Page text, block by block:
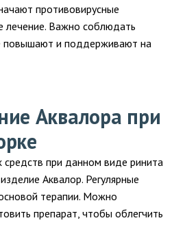
противовирусные
лечение. Важно соблюдать
повышают и поддерживают на
Аквалора при
при данном виде ринита
Аквалор. Регулярные
терапии. Можно
препарат, чтобы облегчить